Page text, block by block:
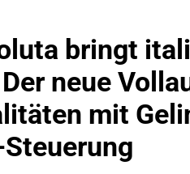
bringt
neue
mit